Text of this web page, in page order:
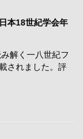
本18世紀学会年
解く一八世紀フ
されました。評